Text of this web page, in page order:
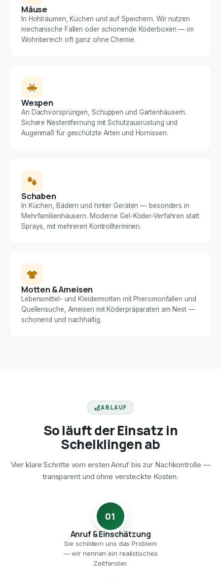
Mäuse
In Hohlräumen, Küchen und auf Speichern. Wir nutzen
mechanische Fallen oder schonende Köderboxen — im
Wohnbereich oft ganz ohne Chemie.
Wespen
An Dachvorsprüngen, Schuppen und Gartenhäusern.
Sichere Nestentfernung mit Schutzausrüstung und
Augenmaß für geschützte Arten und Hornissen.
Schaben
In Küchen, Bädern und hinter Geräten — besonders in
Mehrfamilienhäusern. Moderne Gel-Köder-Verfahren statt
Sprays, mit mehreren Kontrollterminen.
Motten & Ameisen
Lebensmittel- und Kleidermotten mit Pheromonfallen und
Quellensuche, Ameisen mit Köderpräparaten am Nest —
schonend und nachhaltig.
ABLAUF
So läuft der Einsatz in
Schelklingen ab
Vier klare Schritte vom ersten Anruf bis zur Nachkontrolle —
transparent und ohne versteckte Kosten.
01
Anruf & Einschätzung
Sie schildern uns das Problem
— wir nennen ein realistisches
Zeitfenster.